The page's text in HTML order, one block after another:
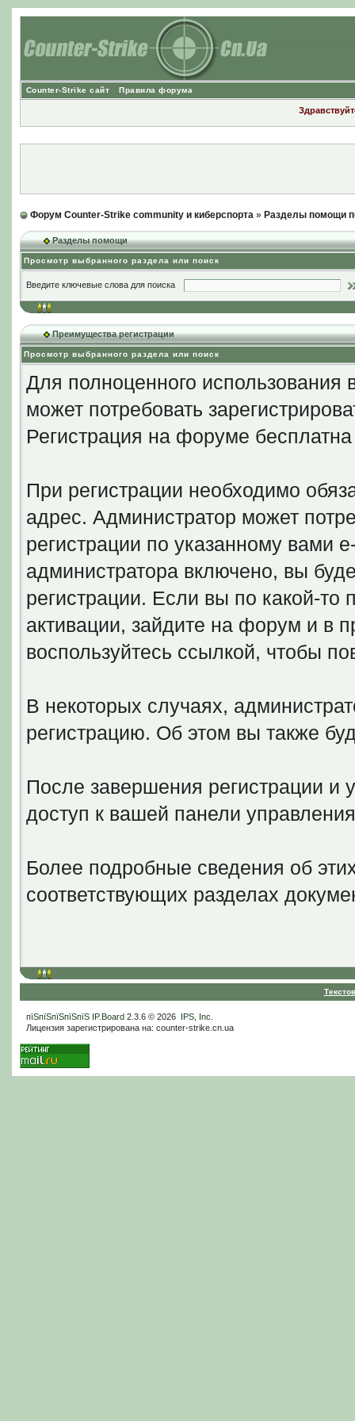
Counter-Strike сайт Правила форума
Форум Counter-Strike community и киберспорта» Разделы помощи
Разделы помощи
Просмотр выбранного раздела или поиск
Введите ключевые слова для поиска
Преимущества регистрации
Просмотр выбранного раздела или поиск
Для полноценного
может потребовать
Регистрация на форуме
При регистрации необходимо
адрес. Администратор может
регистрации по указанному вами
администратора включено, вы
регистрации. Если вы по какой-
активации, зайдите на форум и в
воспользуйтесь ссылкой, чтобы
В некоторых случаях,
регистрацию. Об этом вы также
После завершения регистрации и
доступ к вашей панели
Более подробные сведения об
соответствующих разделах
пїЅпїЅпїЅпїЅпїЅ IP.Board2.3.6 © 2026 IPS, Inc
Лицензия зарегистрирована на: counter-strike.cn.ua